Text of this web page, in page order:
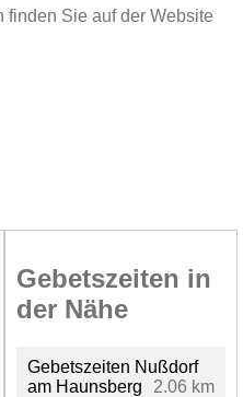
finden Sie auf der Website
Gebetszeiten in
der Nähe
Gebetszeiten Nußdorf
am Haunsberg
2.06 km